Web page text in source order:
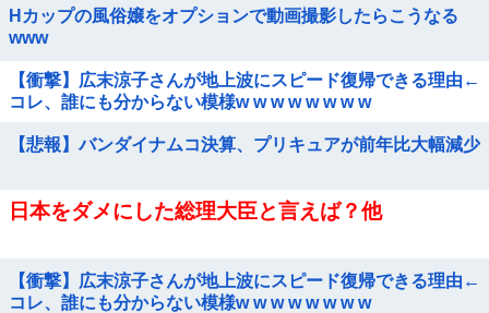
Hカップの風俗嬢をオプションで動画撮影したらこうなる
www
【衝撃】広末涼子さんが地上波にスピード復帰できる理由←
コレ、誰にも分からない模様w w w w w w w w
【悲報】バンダイナムコ決算、プリキュアが前年比大幅減少
日本をダメにした総理大臣と言えば？他
【衝撃】広末涼子さんが地上波にスピード復帰できる理由←
コレ、誰にも分からない模様w w w w w w w w